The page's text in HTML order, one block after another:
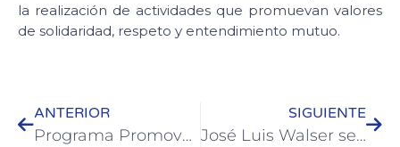
la realización de actividades que promuevan valores
de solidaridad, respeto y entendimiento mutuo.
ANTERIOR
Programa Promover: Colón logró la primera inserción laboral de la provincia de una persona con discapacidad en el ámbito público
SIGUIENTE
José Luis Walser se reunió con el Ministro de Gobierno y Trabajo Manuel Troncoso